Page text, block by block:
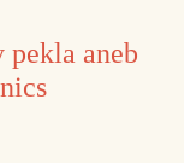
aneb